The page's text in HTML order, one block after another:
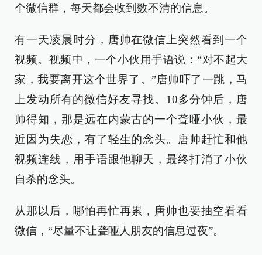
个微信群，每天都会收到数不清的信息。
有一天凌晨时分，唐帅在微信上突然看到一个
视频。视频中，一个小伙用手语说：“对不起大
家，我要离开这个世界了。”唐帅吓了一跳，马
上发动所有的微信好友寻找。10多分钟后，唐
帅得知，那是远在内蒙古的一个聋哑小伙，最
近因为失恋，有了轻生的念头。唐帅赶忙和他
视频连线，用手语跟他聊天，最终打消了小伙
自杀的念头。
从那以后，哪怕再忙再累，唐帅也要抽空看看
微信，“尽量不让聋哑人朋友的信息过夜”。